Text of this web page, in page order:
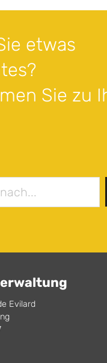
etwas
Sie zu
Evilard